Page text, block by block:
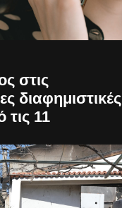
στις
διαφημιστικές
τις 11